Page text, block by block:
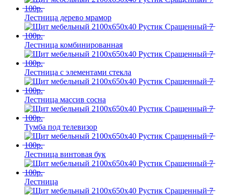
Лестница дерево мрамор
Лестница комбинированная
Лестница с элементами стекла
Лестница массив сосна
Тумба под телевизор
Лестница винтовая бук
Лестница